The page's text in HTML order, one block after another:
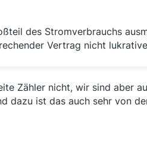
des Stromverbrauchs
Vertrag nicht
Zähler nicht, wir sind aber
dazu ist das auch sehr von